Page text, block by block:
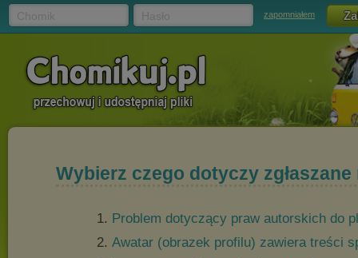
zapomniałem
Wybierz czego dotyczy
Problem dotyczący praw autorskich do
Awatar (obrazek profilu) zawiera treści